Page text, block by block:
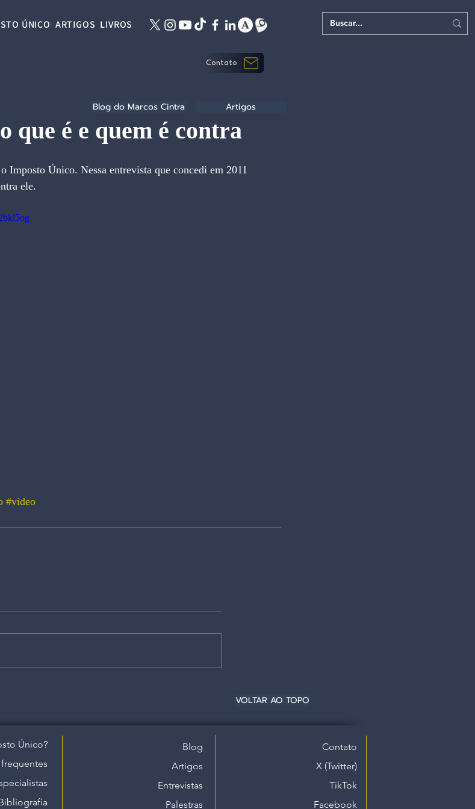
ÚNICO ARTIGOS LIVROS
Contato
que é e quem é contra
Imposto Único. Nessa entrevista que concedi em 2011
ele.
#video
Blog do Marcos Cintra Artigos
VOLTAR AO TOPO
Único?
Blog
Artigos
Entrevistas
Palestras
Contato
X (Twitter)
TikTok
Facebook